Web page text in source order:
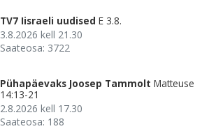
TV7 Iisraeli uudised E 3.8.
3.8.2026 kell 21.30
Saateosa: 3722
Pühapäevaks Joosep Tammolt Matteuse
14:13-21
2.8.2026 kell 17.30
Saateosa: 188